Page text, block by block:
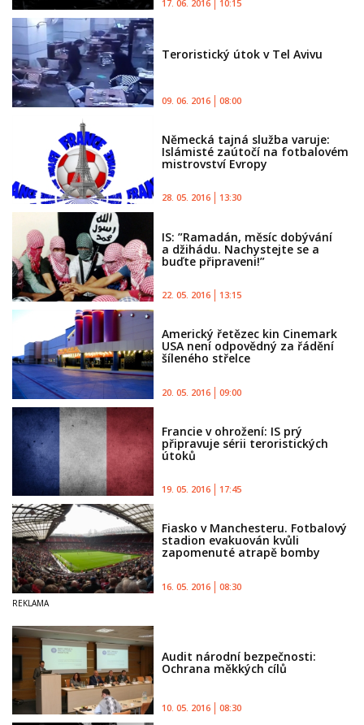
17. 06. 2016 10:15
Teroristický útok v Tel Avivu
09. 06. 2016 08:00
Německá tajná služba varuje:
Islámisté zaútočí na fotbalovém
mistrovství Evropy
28. 05. 2016 13:30
IS: ”Ramadán, měsíc dobývání
a džihádu. Nachystejte se a
buďte připraveni!”
22. 05. 2016 13:15
Americký řetězec kin Cinemark
USA není odpovědný za řádění
šíleného střelce
20. 05. 2016 09:00
Francie v ohrožení: IS prý
připravuje sérii teroristických
útoků
19. 05. 2016 17:45
Fiasko v Manchesteru. Fotbalový
stadion evakuován kvůli
zapomenuté atrapě bomby
16. 05. 2016 08:30
Audit národní bezpečnosti:
Ochrana měkkých cílů
10. 05. 2016 08:30